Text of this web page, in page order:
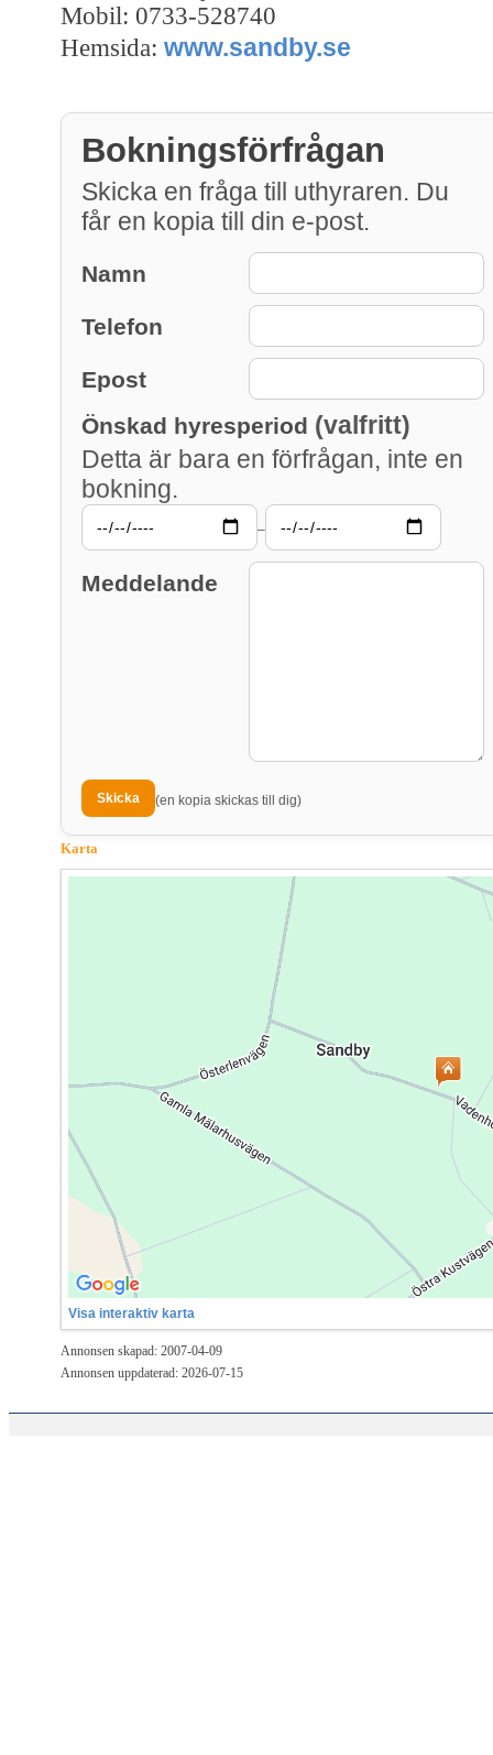
Mobil: 0733-528740
Hemsida: www.sandby.se
Bokningsförfrågan
Skicka en fråga till uthyraren. Du
får en kopia till din e-post.
Namn
Telefon
Epost
Önskad hyresperiod (valfritt)
Detta är bara en förfrågan, inte en
bokning.
–
Meddelande
(en kopia skickas till dig)
Karta
Visa interaktiv karta
Annonsen skapad: 2007-04-09
Annonsen uppdaterad: 2026-07-15